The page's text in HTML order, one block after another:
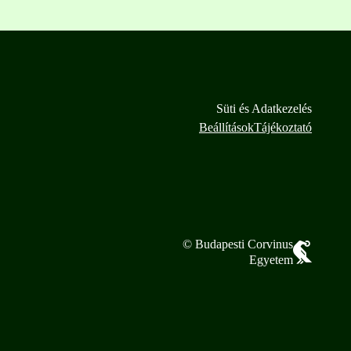
Süti és Adatkezelés
BeállításokTájékoztató
© Budapesti Corvinus
Egyetem